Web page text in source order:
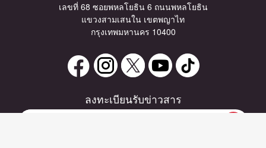
เลขที่ 68 ซอยพหลโยธิน 6 ถนนพหลโยธิน
แขวงสามเสนใน เขตพญาไท
กรุงเทพมหานคร 10400
ลงทะเบียนรับข่าวสาร